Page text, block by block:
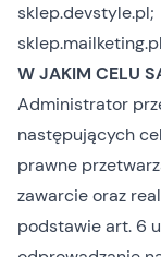
sklep.devstyle.pl;
W JAKIM CELU
Administrator
następujących
prawne
zawarcie oraz
podstawie art. 6